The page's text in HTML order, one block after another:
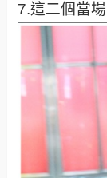
7.這二個當